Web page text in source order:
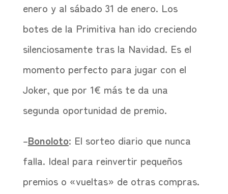
enero y al sábado 31 de enero. Los
botes de la Primitiva han ido creciendo
silenciosamente tras la Navidad. Es el
momento perfecto para jugar con el
Joker, que por 1€ más te da una
segunda oportunidad de premio.
–Bonoloto: El sorteo diario que nunca
falla. Ideal para reinvertir pequeños
premios o «vueltas» de otras compras.